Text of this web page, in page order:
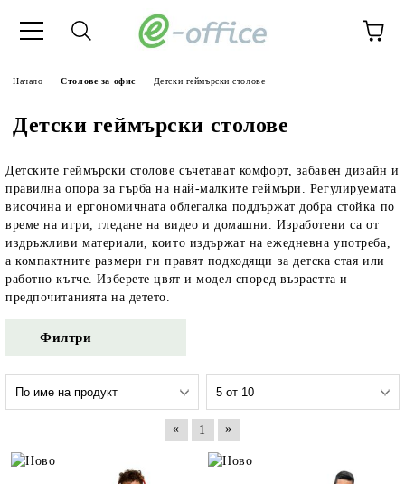
Начало Столове за офис Детски геймърски столове
Детски геймърски столове
Детските геймърски столове съчетават комфорт, забавендизайн и
правилнаопора за гърба на най-малките геймъри. Регулируемата
височина иергономичната облегалка поддържат добра стойка по
време на игри,гледане на видео идомашни. Изработениса от
издръжливиматериали, които издържат наежедневна употреба,
акомпактните размери гиправят подходящи задетска стая или
работнокътче.Изберете цвят и модел според възрастта и
предпочитанията на детето.
Филтри
« 1 »